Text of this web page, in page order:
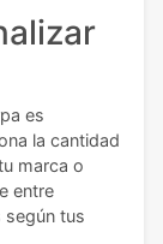
es
la cantidad
marca o
entre
según tus